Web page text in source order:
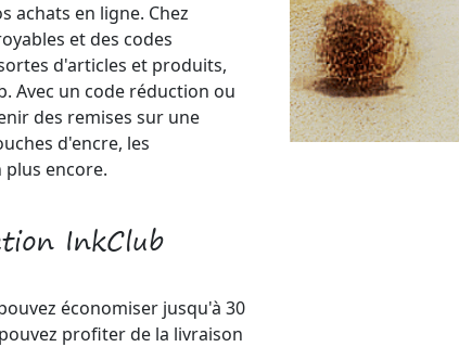
achats en ligne. Chez
et des codes
d'articles et produits,
Avec un code réduction ou
des remises sur une
d'encre, les
encore.
InkClub
économiser jusqu'à 30
profiter de la livraison